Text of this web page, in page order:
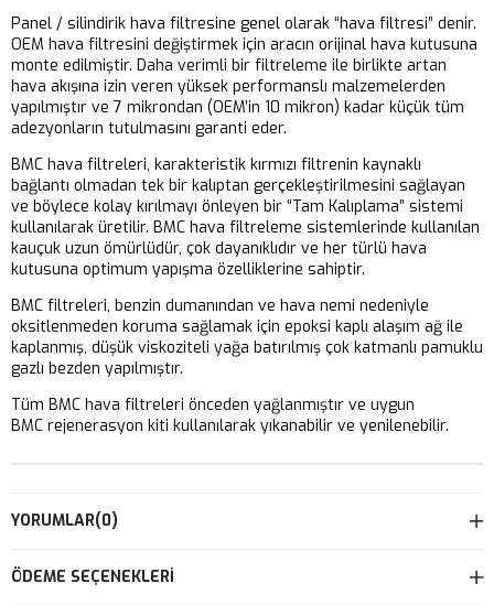
Panel / silindirik hava filtresine genel olarak “hava filtresi” denir.
OEM hava filtresini değiştirmek için aracın orijinal hava kutusuna
monte edilmiştir. Daha verimli bir filtreleme ile birlikte artan
hava akışına izin veren yüksek performanslı malzemelerden
yapılmıştır ve 7 mikrondan (OEM’in 10 mikron) kadar küçük tüm
adezyonların tutulmasını garanti eder.
BMC hava filtreleri, karakteristik kırmızı filtrenin kaynaklı
bağlantı olmadan tek bir kalıptan gerçekleştirilmesini sağlayan
ve böylece kolay kırılmayı önleyen bir “Tam Kalıplama” sistemi
kullanılarak üretilir. BMC hava filtreleme sistemlerinde kullanılan
kauçuk uzun ömürlüdür, çok dayanıklıdır ve her türlü hava
kutusuna optimum yapışma özelliklerine sahiptir.
BMC filtreleri, benzin dumanından ve hava nemi nedeniyle
oksitlenmeden koruma sağlamak için epoksi kaplı alaşım ağ ile
kaplanmış, düşük viskoziteli yağa batırılmış çok katmanlı pamuklu
gazlı bezden yapılmıştır.
Tüm BMC hava filtreleri önceden yağlanmıştır ve uygun
BMC rejenerasyon kiti kullanılarak yıkanabilir ve yenilenebilir.
YORUMLAR(0)
ÖDEME SEÇENEKLERI